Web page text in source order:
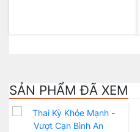
SẢN PHẨM ĐÃ XEM